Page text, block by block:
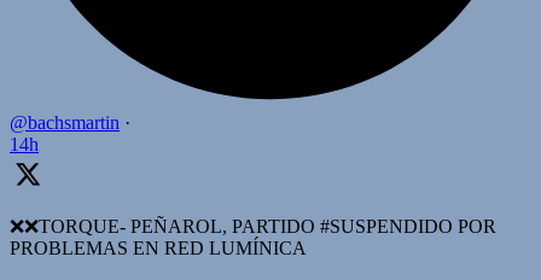
@bachsmartin ·
14h
❌️❌TORQUE- PEÑAROL, PARTIDO #SUSPENDIDO POR
PROBLEMAS EN RED LUMÍNICA